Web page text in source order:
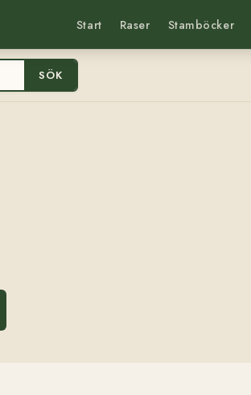
Start Raser Stamböcker
SÖK